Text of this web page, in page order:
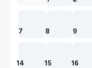
7 8 9
14 15 16